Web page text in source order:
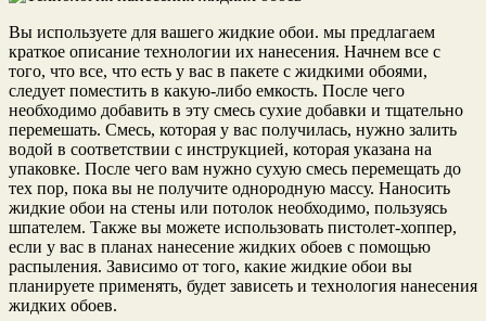
Вы используете для вашего жидкие обои. мы предлагаем
краткое описание технологии их нанесения. Начнем все с
того, что все, что есть у вас в пакете с жидкими обоями,
следует поместить в какую-либо емкость. После чего
необходимо добавить в эту смесь сухие добавки и тщательно
перемешать. Смесь, которая у вас получилась, нужно залить
водой в соответствии с инструкцией, которая указана на
упаковке. После чего вам нужно сухую смесь перемещать до
тех пор, пока вы не получите однородную массу. Наносить
жидкие обои на стены или потолок необходимо, пользуясь
шпателем. Также вы можете использовать пистолет-хоппер,
если у вас в планах нанесение жидких обоев с помощью
распыления. Зависимо от того, какие жидкие обои вы
планируете применять, будет зависеть и технология нанесения
жидких обоев.